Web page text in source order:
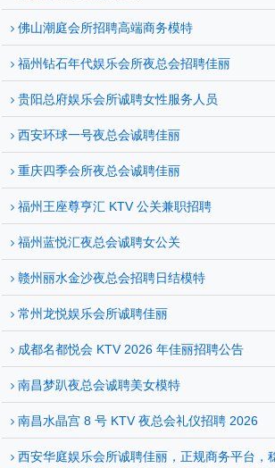
佛山潮庭会所招聘高端商务模特
福州钻石年代娱乐会所夜总会招聘佳丽
贵阳总府娱乐会所诚聘女性服务人员
西安环球一号夜总会诚聘佳丽
重庆四季会所夜总会诚聘佳丽
福州王座尊亨汇 KTV 公关兼职招聘
福州蓝悦汇夜总会诚聘女公关
赣州丽水金沙夜总会招聘日结模特
常州龙悦娱乐会所诚聘佳丽
成都名都悦会 KTV 2026 年佳丽招聘公告
南昌梦趴夜总会诚聘美女模特
南昌水晶宫 8 号 KTV 夜总会礼仪招聘 2026
西安华庭娱乐会所诚聘佳丽，正规商务平台，